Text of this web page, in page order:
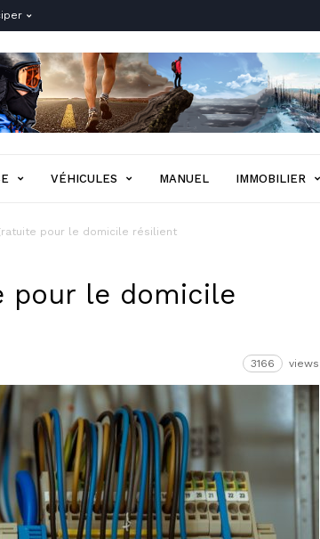
VÉHICULES MANUEL IMMOBILIER
pour le domicile résilient
pour le domicile
3166 views